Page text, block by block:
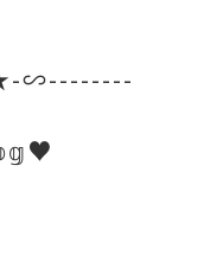
∽--------